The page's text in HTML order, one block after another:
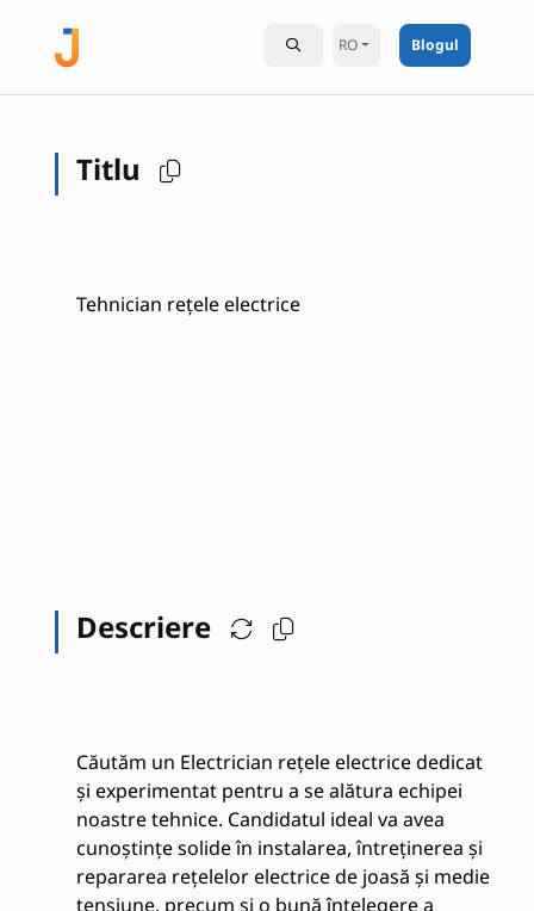
RO Blogul
Titlu
Tehnician rețele electrice
Descriere
Căutăm un Electrician rețele electrice dedicat
și experimentat pentru a se alătura echipei
noastre tehnice. Candidatul ideal va avea
cunoștințe solide în instalarea, întreținerea și
repararea rețelelor electrice de joasă și medie
tensiune, precum și o bună înțelegere a